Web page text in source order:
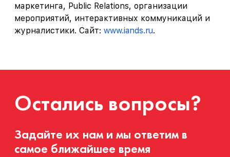
маркетинга, Public Relations, организации
мероприятий, интерактивных коммуникаций и
журналистики. Сайт: www.iands.ru.
Остались вопросы?
Задайте их нам и мы ответим в
самое ближайшее время